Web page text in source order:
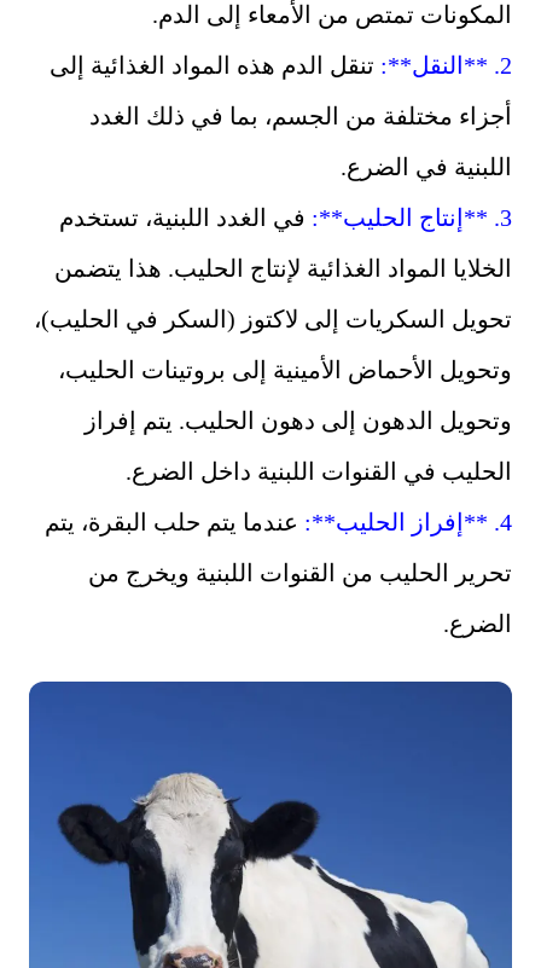
المكونات تمتص من الأمعاء إلى الدم.
2. **النقل**:
تنقل الدم هذه المواد الغذائية إلى
أجزاء مختلفة من الجسم، بما في ذلك الغدد
اللبنية في الضرع.
3. **إنتاج الحليب**:
في الغدد اللبنية، تستخدم
الخلايا المواد الغذائية لإنتاج الحليب. هذا يتضمن
تحويل السكريات إلى لاكتوز (السكر في الحليب)،
وتحويل الأحماض الأمينية إلى بروتينات الحليب،
وتحويل الدهون إلى دهون الحليب. يتم إفراز
الحليب في القنوات اللبنية داخل الضرع.
4. **إفراز الحليب**:
عندما يتم حلب البقرة، يتم
تحرير الحليب من القنوات اللبنية ويخرج من
الضرع.